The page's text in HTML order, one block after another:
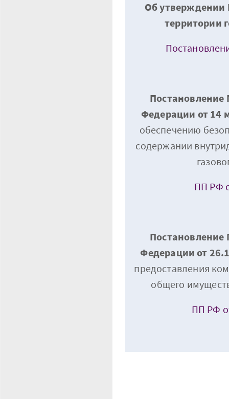
Об утверждении
территории
Постановление
Федерации от 14
обеспечению
содержании
ПП РФ
Постановление
Федерации от
предоставления
общего
ПП РФ